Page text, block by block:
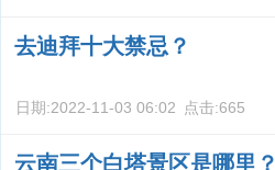
去迪拜十大禁忌？
日期:2022-11-03 06:02 点击:665
云南三个白塔景区是哪里？